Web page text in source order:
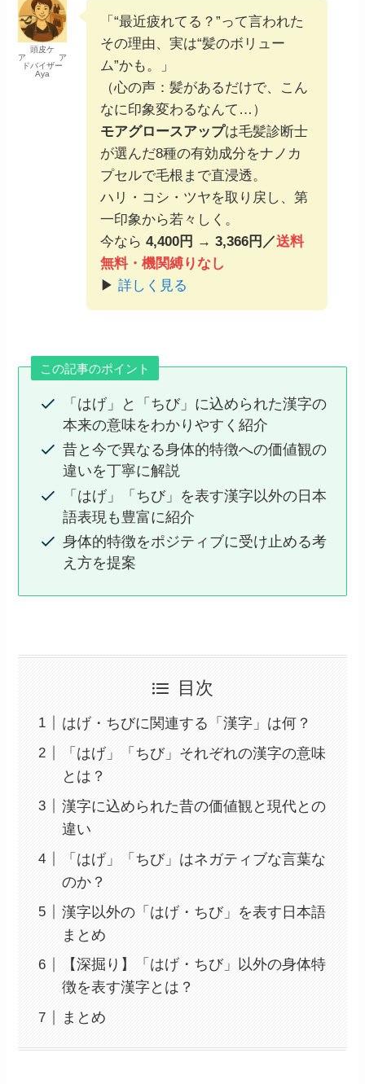
頭皮ケ
ア ア
ドバイザー
Aya
「“最近疲れてる？”って言われた
その理由、実は“髪のボリュー
ム”かも。」
（心の声：髪があるだけで、こん
なに印象変わるなんて…）
モアグロースアップは毛髪診断士
が選んだ8種の有効成分をナノカ
プセルで毛根まで直浸透。
ハリ・コシ・ツヤを取り戻し、第
一印象から若々しく。
今なら4,400円 → 3,366円／送料
無料・機関縛りなし
▶詳しく見る
この記事のポイント
「はげ」と「ちび」に込められた漢字の
本来の意味をわかりやすく紹介
昔と今で異なる身体的特徴への価値観の
違いを丁寧に解説
「はげ」「ちび」を表す漢字以外の日本
語表現も豊富に紹介
身体的特徴をポジティブに受け止める考
え方を提案
目次
はげ・ちびに関連する「漢字」は何？
「はげ」「ちび」それぞれの漢字の意味
とは？
漢字に込められた昔の価値観と現代との
違い
「はげ」「ちび」はネガティブな言葉な
のか？
漢字以外の「はげ・ちび」を表す日本語
まとめ
【深掘り】「はげ・ちび」以外の身体特
徴を表す漢字とは？
まとめ